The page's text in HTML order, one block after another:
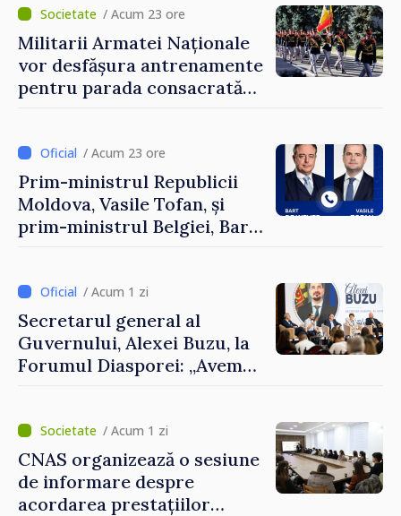
Forumul Diasporei
/ Acum 23 ore
Militarii Armatei Naționale
vor desfășura antrenamente
pentru parada consacrată
/ Acum 23 ore
Prim-ministrul Republicii
Moldova, Vasile Tofan, și
prim-ministrul Belgiei, Bart
al Republicii Moldova.
/ Acum 1 zi
Secretarul general al
Guvernului, Alexei Buzu, la
Forumul Diasporei: „Avem
construi comunități mai
puternice”
/ Acum 1 zi
CNAS organizează o sesiune
de informare despre
acordarea prestațiilor